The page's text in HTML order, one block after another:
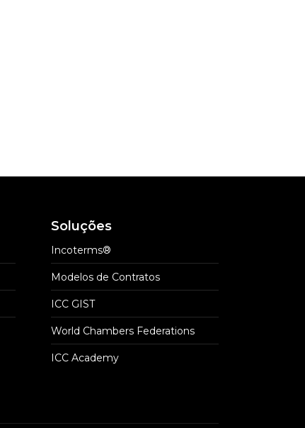
Soluções
Incoterms®
Modelos de Contratos
ICC GIST
World Chambers Federations
ICC Academy